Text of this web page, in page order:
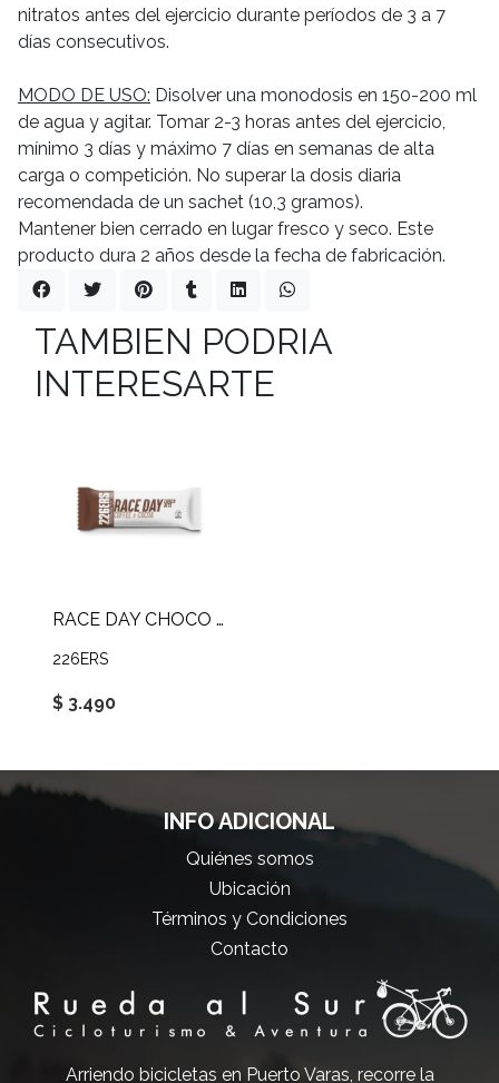
nitratos antes del ejercicio durante períodos de 3 a 7
días consecutivos.
MODO DE USO: Disolver una monodosis en 150-200 ml
de agua y agitar. Tomar 2-3 horas antes del ejercicio,
mínimo 3 días y máximo 7 días en semanas de alta
carga o competición. No superar la dosis diaria
recomendada de un sachet (10,3 gramos).
Mantener bien cerrado en lugar fresco y seco. Este
producto dura 2 años desde la fecha de fabricación.
TAMBIEN PODRIA
INTERESARTE
RACE DAY CHOCO BITS 40G
226ERS
$ 3.490
INFO ADICIONAL
Quiénes somos
Ubicación
Términos y Condiciones
Contacto
Arriendo bicicletas en Puerto Varas, recorre la